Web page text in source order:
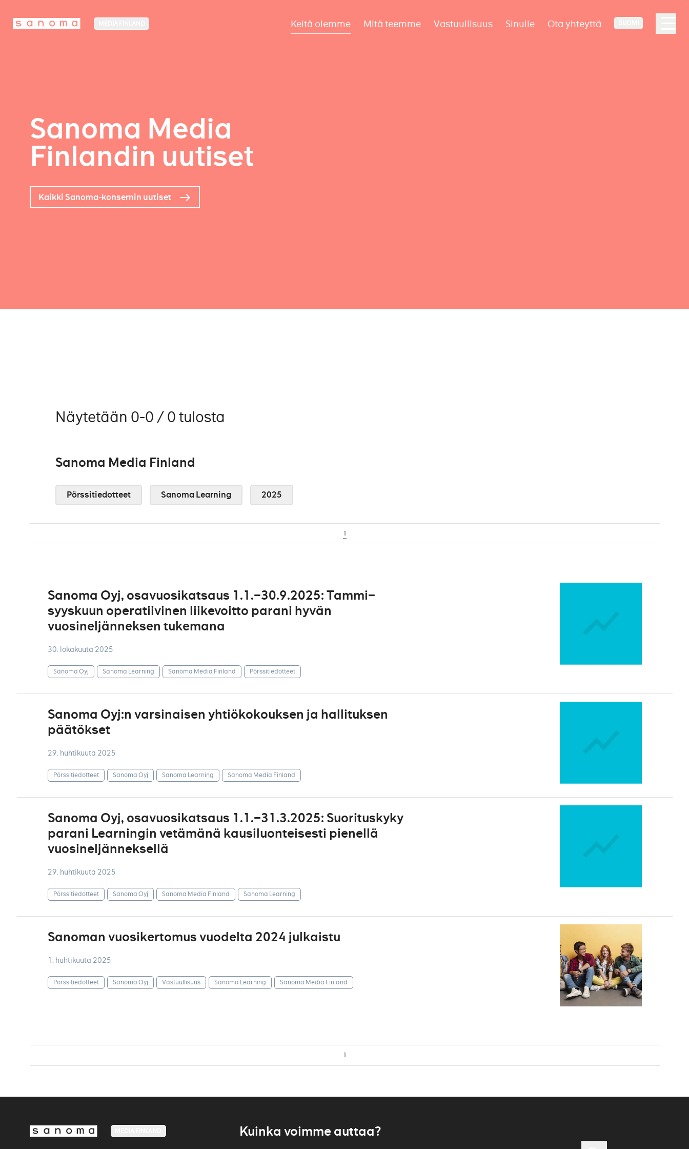
Keitä olemme Mitä teemme Vastuullisuus Sinulle Ota yhteyttä
Sanoma Media
Finlandin uutiset
Kaikki Sanoma-konsernin uutiset
Näytetään 0-0 / 0 tulosta
Sanoma Media Finland
Pörssitiedotteet Sanoma Learning 2025
1
Sanoma Oyj, osavuosikatsaus 1.1.–30.9.2025: Tammi–
syyskuun operatiivinen liikevoitto parani hyvän
vuosineljänneksen tukemana
30. lokakuuta 2025
Sanoma Oyj Sanoma Learning Sanoma Media Finland Pörssitiedotteet
Sanoma Oyj:n varsinaisen yhtiökokouksen ja hallituksen
päätökset
29. huhtikuuta 2025
Pörssitiedotteet Sanoma Oyj Sanoma Learning Sanoma Media Finland
Sanoma Oyj, osavuosikatsaus 1.1.–31.3.2025: Suorituskyky
parani Learningin vetämänä kausiluonteisesti pienellä
vuosineljänneksellä
29. huhtikuuta 2025
Pörssitiedotteet Sanoma Oyj Sanoma Media Finland Sanoma Learning
Sanoman vuosikertomus vuodelta 2024 julkaistu
1. huhtikuuta 2025
Pörssitiedotteet Sanoma Oyj Vastuullisuus Sanoma Learning Sanoma Media Finland
1
Kuinka voimme auttaa?